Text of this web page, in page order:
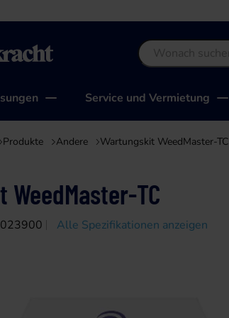
Service und Vermietung
Produkte Andere Wartungskit WeedMaster-TC
TC
Alle Spezifikationen anzeigen